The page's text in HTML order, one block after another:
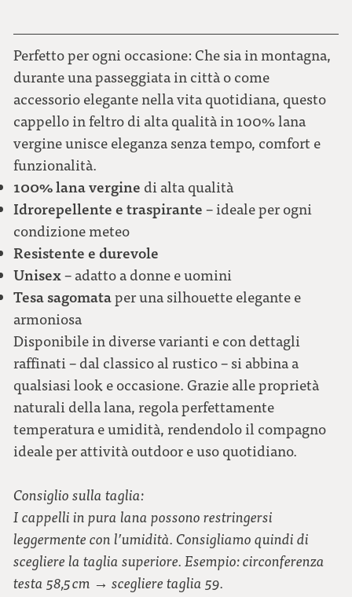
58
59
60
61
62
Perfetto per ogni occasione: Che sia in montagna,
durante una passeggiata in città o come
accessorio elegante nella vita quotidiana, questo
cappello in feltro di alta qualità in 100% lana
vergine unisce eleganza senza tempo, comfort e
funzionalità.
100% lana vergine di alta qualità
Idrorepellente e traspirante – ideale per ogni
condizione meteo
Resistente e durevole
Unisex– adatto a donne e uomini
Tesa sagomataper una silhouette elegante e
armoniosa
Disponibile in diverse varianti e con dettagli
raffinati – dal classico al rustico – si abbina a
qualsiasi look e occasione. Grazie alle proprietà
naturali della lana, regola perfettamente
temperatura e umidità, rendendolo il compagno
ideale per attività outdoor e uso quotidiano.
Consiglio sulla taglia:
I cappelli in pura lana possono restringersi
leggermente con l’umidità. Consigliamo quindi di
scegliere la taglia superiore. Esempio: circonferenza
testa 58,5 cm → scegliere taglia 59.